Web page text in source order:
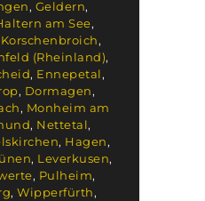
, Geldern,
am See,
Korschenbroich,
(Rheinland),
, Ennepetal,
, Dormagen,
, Monheim am
, Nettetal,
, Hagen,
, Leverkusen,
, Pulheim,
,Wipperfürth,